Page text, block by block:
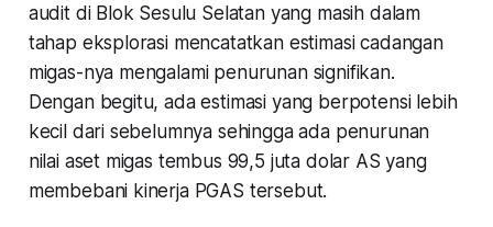
audit di Blok Sesulu Selatan yang masih dalam
tahap eksplorasi mencatatkan estimasi cadangan
migas-nya mengalami penurunan signifikan.
Dengan begitu, ada estimasi yang berpotensi lebih
kecil dari sebelumnya sehingga ada penurunan
nilai aset migas tembus 99,5 juta dolar AS yang
membebani kinerja PGAS tersebut.